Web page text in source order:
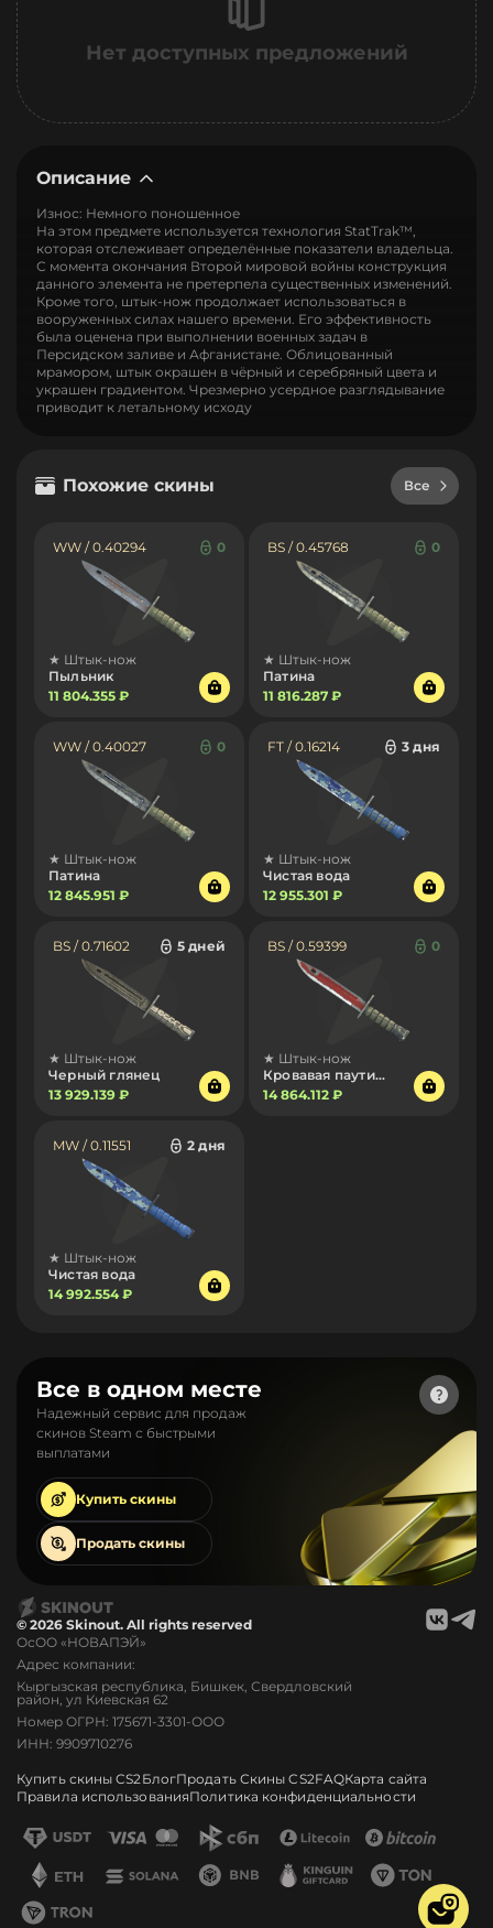
Нет доступных предложений
Описание
Износ: Немного поношенное
На этом предмете используется технология StatTrak™,
которая отслеживает определённые показатели владельца.
С момента окончания Второй мировой войны конструкция
данного элемента не претерпела существенных изменений.
Кроме того, штык-нож продолжает использоваться в
вооруженных силах нашего времени. Его эффективность
была оценена при выполнении военных задач в
Персидском заливе и Афганистане. Облицованный
мрамором, штык окрашен в чёрный и серебряный цвета и
украшен градиентом. Чрезмерно усердное разглядывание
приводит к летальному исходу
Похожие скины Все
WW / 0.40294 0
★ Штык-нож
Пыльник
11 804.355 ₽
BS / 0.45768 0
★ Штык-нож
Патина
11 816.287 ₽
WW / 0.40027 0
★ Штык-нож
Патина
12 845.951 ₽
FT / 0.16214 3 дня
★ Штык-нож
Чистая вода
12 955.301 ₽
BS / 0.71602 5 дней
★ Штык-нож
Черный глянец
13 929.139 ₽
BS / 0.59399 0
★ Штык-нож
Кровавая паутина
14 864.112 ₽
MW / 0.11551 2 дня
★ Штык-нож
Чистая вода
14 992.554 ₽
Все в одном месте
Надежный сервис для продаж
скинов Steam с быстрыми
выплатами
Купить скины
Продать скины
© 2026 Skinout. All rights reserved
ОсОО «НОВАПЭЙ»
Адрес компании:
Кыргызская республика, Бишкек, Свердловский
район, ул Киевская 62
Номер ОГРН: 175671-3301-ООО
ИНН: 9909710276
Купить скины CS2 БлогПродать Скины CS2FAQКарта сайта
Правила использованияПолитика конфиденциальности